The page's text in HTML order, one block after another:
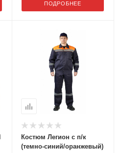
ПОДРОБНЕЕ
Костюм Легион с п/к
(темно-синий/оранжевый)